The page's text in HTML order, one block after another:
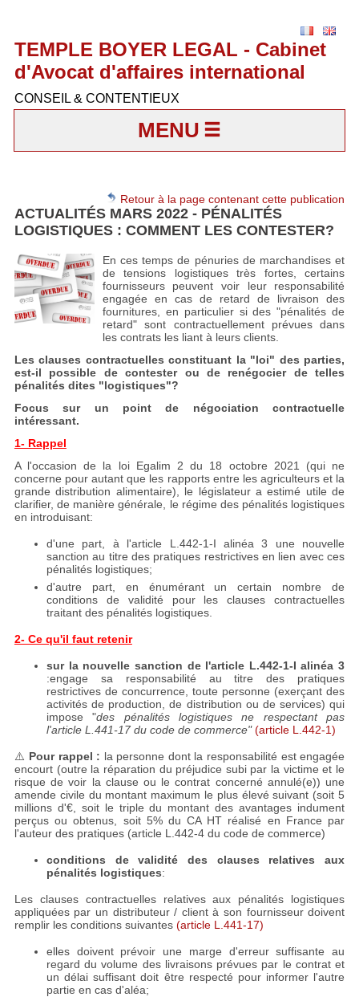
TEMPLE BOYER LEGAL - Cabinet
d'Avocat d'affaires international
CONSEIL & CONTENTIEUX
MENU
Retour à la page contenant cette publication
ACTUALITÉS MARS 2022 - PÉNALITÉS
LOGISTIQUES : COMMENT LES CONTESTER?
En ces temps de pénuries de marchandises et
de tensions logistiques très fortes, certains
fournisseurs peuvent voir leur responsabilité
engagée en cas de retard de livraison des
fournitures, en particulier si des "pénalités de
retard" sont contractuellement prévues dans
les contrats les liant à leurs clients.
Les clauses contractuelles constituant la "loi" des parties,
est-il possible de contester ou de renégocier de telles
pénalités dites "logistiques"?
Focus sur un point de négociation contractuelle
intéressant.
1- Rappel
A l'occasion de la loi Egalim 2 du 18 octobre 2021 (qui ne
concerne pour autant que les rapports entre les agriculteurs et la
grande distribution alimentaire), le législateur a estimé utile de
clarifier, de manière générale, le régime des pénalités logistiques
en introduisant:
d'une part, à l'article L.442-1-I alinéa 3 une nouvelle
sanction au titre des pratiques restrictives en lien avec ces
pénalités logistiques;
d'autre part, en énumérant un certain nombre de
conditions de validité pour les clauses contractuelles
traitant des pénalités logistiques.
2- Ce qu'il faut retenir
sur la nouvelle sanction de l'article L.442-1-I alinéa 3
:engage sa responsabilité au titre des pratiques
restrictives de concurrence, toute personne (exerçant des
activités de production, de distribution ou de services) qui
impose "des pénalités logistiques ne respectant pas
l'article L.441-17 du code de commerce" (article L.442-1)
⚠️ Pour rappel : la personne dont la responsabilité est engagée
encourt (outre la réparation du préjudice subi par la victime et le
risque de voir la clause ou le contrat concerné annulé(e)) une
amende civile du montant maximum le plus élevé suivant (soit 5
millions d'€, soit le triple du montant des avantages indument
perçus ou obtenus, soit 5% du CA HT réalisé en France par
l'auteur des pratiques (article L.442-4 du code de commerce)
conditions de validité des clauses relatives aux
pénalités logistiques:
Les clauses contractuelles relatives aux pénalités logistiques
appliquées par un distributeur / client à son fournisseur doivent
remplir les conditions suivantes (article L.441-17)
elles doivent prévoir une marge d'erreur suffisante au
regard du volume des livraisons prévues par le contrat et
un délai suffisant doit être respecté pour informer l'autre
partie en cas d'aléa;